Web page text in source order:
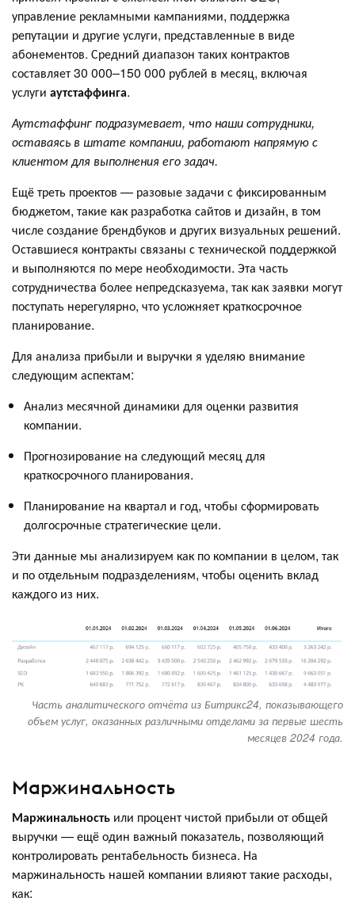
управление рекламными кампаниями, поддержка
репутации и другие услуги, представленные в виде
абонементов. Средний диапазон таких контрактов
составляет 30 000–150 000 рублей в месяц, включая
услуги аутстаффинга.
Аутстаффинг подразумевает, что наши сотрудники,
оставаясь в штате компании, работают напрямую с
клиентом для выполнения его задач.
Ещё треть проектов — разовые задачи с фиксированным
бюджетом, такие как разработка сайтов и дизайн, в том
числе создание брендбуков и других визуальных решений.
Оставшиеся контракты связаны с технической поддержкой
и выполняются по мере необходимости. Эта часть
сотрудничества более непредсказуема, так как заявки могут
поступать нерегулярно, что усложняет краткосрочное
планирование.
Для анализа прибыли и выручки я уделяю внимание
следующим аспектам:
Анализ месячной динамики для оценки развития
компании.
Прогнозирование на следующий месяц для
краткосрочного планирования.
Планирование на квартал и год, чтобы сформировать
долгосрочные стратегические цели.
Эти данные мы анализируем как по компании в целом, так
и по отдельным подразделениям, чтобы оценить вклад
каждого из них.
Часть аналитического отчёта из Битрикс24, показывающего
объем услуг, оказанных различными отделами за первые шесть
месяцев 2024 года.
Маржинальность
Маржинальность или процент чистой прибыли от общей
выручки — ещё один важный показатель, позволяющий
контролировать рентабельность бизнеса. На
маржинальность нашей компании влияют такие расходы,
как: